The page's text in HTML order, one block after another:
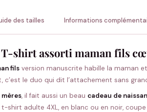
des tailles Informations
T-shirt assorti maman fils
fils version manuscrite habille la maman
c’est le duo qui dit l’attachement sans
, il fait aussi un beau cadeau de
shirt adulte 4XL, en blanc ou en noir, coupe